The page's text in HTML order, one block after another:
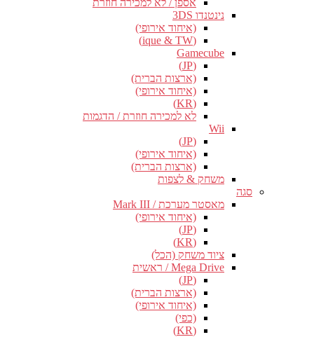
אספן / לא למכירה חוזרת
נינטנדו 3DS
(איחוד אירופי)
(ique & TW)
Gamecube
(JP)
(ארצות הברית)
(איחוד אירופי)
(KR)
לא למכירה חוזרת / הדגמות
Wii
(JP)
(איחוד אירופי)
(ארצות הברית)
משחק & לצפות
סגה
מאסטר מערכת / Mark III
(איחוד אירופי)
(JP)
(KR)
ציוד משחק (הכל)
Mega Drive / ראשית
(JP)
(ארצות הברית)
(איחוד אירופי)
(כפי)
(KR)